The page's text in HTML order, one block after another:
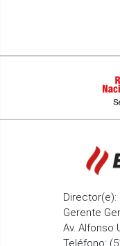
Director(e):
Gerente
Av. Alfonso
Teléfono: